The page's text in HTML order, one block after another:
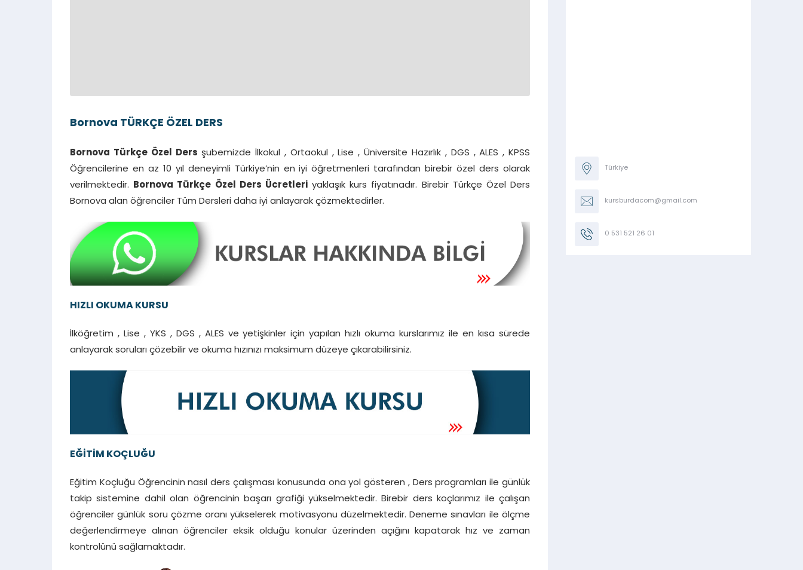
Bornova TÜRKÇE ÖZEL DERS
Bornova Türkçe Özel Ders şubemizde İlkokul , Ortaokul , Lise , Üniversite Hazırlık , DGS , ALES , KPSS
Öğrencilerine en az 10 yıl deneyimli Türkiye’nin en iyi öğretmenleri tarafından birebir özel ders olarak
verilmektedir. Bornova Türkçe Özel Ders Ücretleriyaklaşık kurs fiyatınadır. Birebir Türkçe Özel Ders
Bornova alan öğrenciler Tüm Dersleri daha iyi anlayarak çözmektedirler.
HIZLI OKUMA KURSU
İlköğretim , Lise , YKS , DGS , ALES ve yetişkinler için yapılan hızlı okuma kurslarımız ile en kısa sürede
anlayarak soruları çözebilir ve okuma hızınızı maksimum düzeye çıkarabilirsiniz.
EĞİTİM KOÇLUĞU
Eğitim Koçluğu Öğrencinin nasıl ders çalışması konusunda ona yol gösteren , Ders programları ile günlük
takip sistemine dahil olan öğrencinin başarı grafiği yükselmektedir. Birebir ders koçlarımız ile çalışan
öğrenciler günlük soru çözme oranı yükselerek motivasyonu düzelmektedir. Deneme sınavları ile ölçme
değerlendirmeye alınan öğrenciler eksik olduğu konular üzerinden açığını kapatarak hız ve zaman
kontrolünü sağlamaktadır.
Türkiye
kursburdacom@gmail.com
0 531 521 26 01